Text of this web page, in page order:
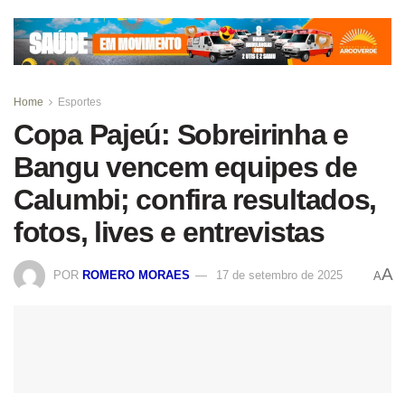
Home Esportes
Copa Pajeú: Sobreirinha e
Bangu vencem equipes de
Calumbi; confira resultados,
fotos, lives e entrevistas
POR ROMERO MORAES 17 de setembro de 2025 AA